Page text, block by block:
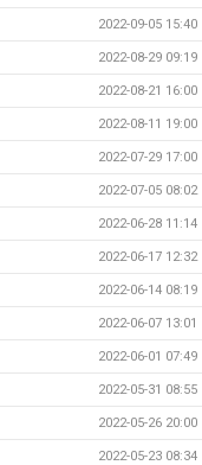
2022-09-05 15:40
2022-08-29 09:19
2022-08-21 16:00
2022-08-11 19:00
2022-07-29 17:00
2022-07-05 08:02
2022-06-28 11:14
2022-06-17 12:32
2022-06-14 08:19
2022-06-07 13:01
2022-06-01 07:49
2022-05-31 08:55
2022-05-26 20:00
2022-05-23 08:34